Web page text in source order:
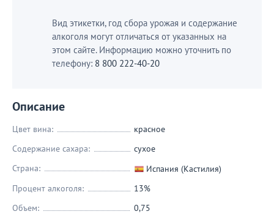
Вид этикетки, год сбора урожая и содержание
алкоголя могут отличаться от указанных на
этом сайте. Информацию можно уточнить по
телефону: 8 800 222-40-20
Описание
Цвет вина:
красное
Содержание сахара:
сухое
Страна:
Испания (Кастилия)
Процент алкоголя:
13%
Объем:
0,75